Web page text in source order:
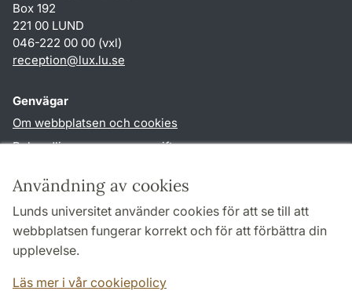
Användning av cookies
Lunds universitet använder cookies för att se till att
webbplatsen fungerar korrekt och för att förbättra din
upplevelse.
Läs mer i vår cookiepolicy
Box 192
221 00 LUND
046-222 00 00 (vxl)
reception@lux.lu.se
Genvägar
Om webbplatsen och cookies
Behandling av personuppgifter
TYPO3-login
Följ oss i sociala medier